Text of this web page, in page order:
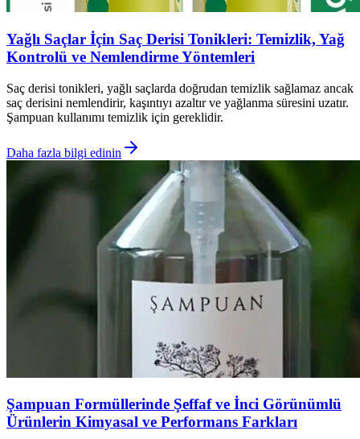
Yağlı Saçlar İçin Saç Derisi Tonikleri: Temizlik, Yağ
Kontrolü ve Nemlendirme Yöntemleri
Saç derisi tonikleri, yağlı saçlarda doğrudan temizlik sağlamaz ancak
saç derisini nemlendirir, kaşıntıyı azaltır ve yağlanma süresini uzatır.
Şampuan kullanımı temizlik için gereklidir.
Daha fazla bilgi edinin
Şampuan Formüllerinde Şeffaf ve İnci Görünümlü
Ürünlerin Kimyasal ve Performans Farkları